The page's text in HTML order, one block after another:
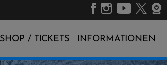
SHOP / TICKETS INFORMATIONEN